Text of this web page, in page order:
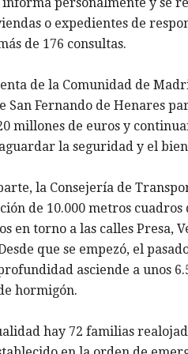
o expedientes de
de 176 consultas.
de la Comunidad de
San Fernando de Henares
millones de euros y
la seguridad y el
la Consejería de
de 10.000 metros
en torno a las calles Presa,
que se empezó, el
asciende a unos
hormigón.
hay 72 familias